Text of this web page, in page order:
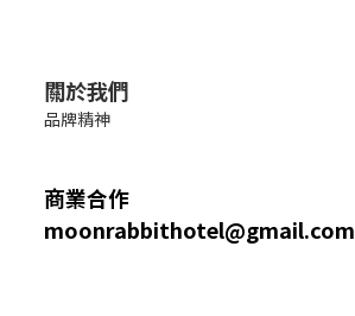
關於我們
品牌精神
商業合作
moonrabbithotel@gmail.com